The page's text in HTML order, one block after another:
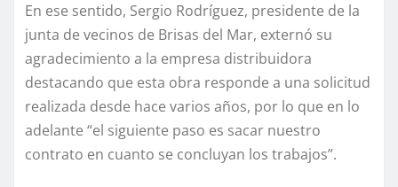
En ese sentido, Sergio Rodríguez, presidente de la
junta de vecinos de Brisas del Mar, externó su
agradecimiento a la empresa distribuidora
destacando que esta obra responde a una solicitud
realizada desde hace varios años, por lo que en lo
adelante “el siguiente paso es sacar nuestro
contrato en cuanto se concluyan los trabajos”.